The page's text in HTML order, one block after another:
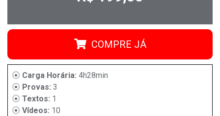
COMPRE JÁ
Carga Horária: 4h28min
Provas: 3
Textos: 1
Vídeos: 10